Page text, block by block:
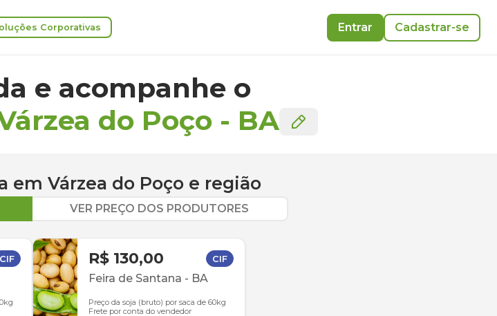
Corporativas Entrar Cadastrar-se
e acompanhe o
do Poço - BA
em Várzea do Poço e região
VER PREÇO DOS PRODUTORES
CIF R$ 130,00 CIF
Feira de Santana - BA
Preço da soja (bruto) por saca de 60kg
Frete por conta do vendedor